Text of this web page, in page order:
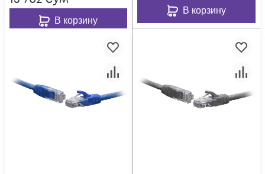
В корзину
В корзину